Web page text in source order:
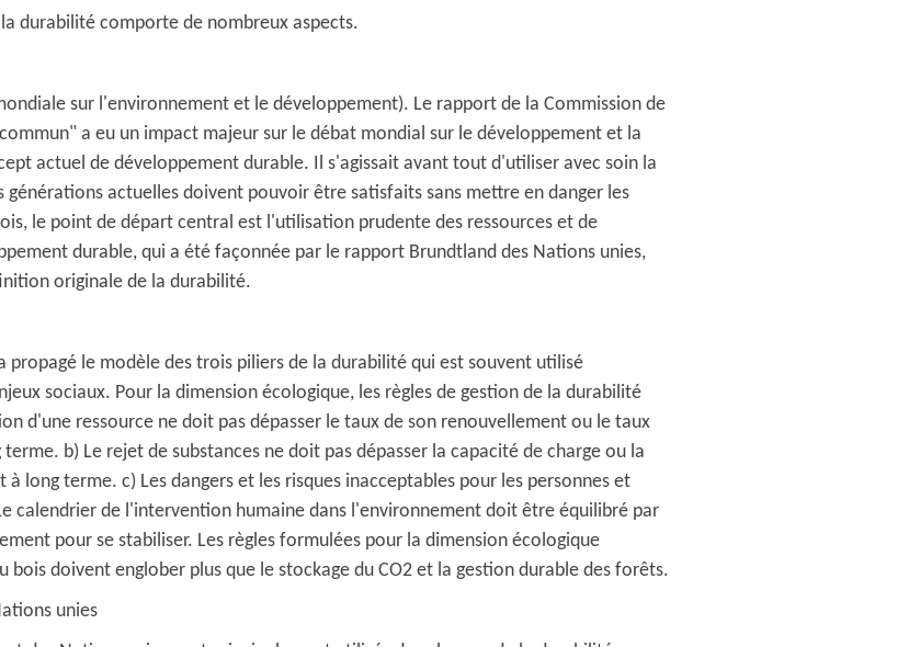
durabilité comporte de nombreux aspects.
sur l'environnement et le développement). Le rapport de la Commission de
a eu un impact majeur sur le débat mondial sur le développement et la
actuel de développement durable. Il s'agissait avant tout d'utiliser avec soin la
générations actuelles doivent pouvoir être satisfaits sans mettre en danger les
le point de départ central est l'utilisation prudente des ressources et de
durable, qui a été façonnée par le rapport Brundtland des Nations unies,
originale de la durabilité.
propagé le modèle des trois piliers de la durabilité qui est souvent utilisé
sociaux. Pour la dimension écologique, les règles de gestion de la durabilité
d'une ressource ne doit pas dépasser le taux de son renouvellement ou le taux
b) Le rejet de substances ne doit pas dépasser la capacité de charge ou la
long terme. c) Les dangers et les risques inacceptables pour les personnes et
calendrier de l'intervention humaine dans l'environnement doit être équilibré par
pour se stabiliser. Les règles formulées pour la dimension écologique
doivent englober plus que le stockage du CO2 et la gestion durable des forêts.
unies